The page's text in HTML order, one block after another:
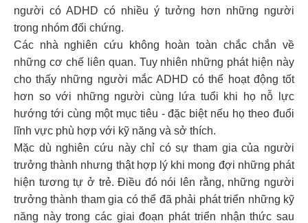
người có ADHD có nhiều ý tưởng hơn những người
trong nhóm đối chứng.
Các nhà nghiên cứu không hoàn toàn chắc chắn về
những cơ chế liên quan. Tuy nhiên những phát hiện này
cho thấy những người mắc ADHD có thể hoạt động tốt
hơn so với những người cùng lứa tuổi khi họ nỗ lực
hướng tới cùng một mục tiêu - đặc biệt nếu họ theo đuổi
lĩnh vực phù hợp với kỹ năng và sở thích.
Mặc dù nghiên cứu này chỉ có sự tham gia của người
trưởng thành nhưng thật hợp lý khi mong đợi những phát
hiện tương tự ở trẻ. Điều đó nói lên rằng, những người
trưởng thành tham gia có thể đã phải phát triển những kỹ
năng này trong các giai đoạn phát triển nhận thức sau